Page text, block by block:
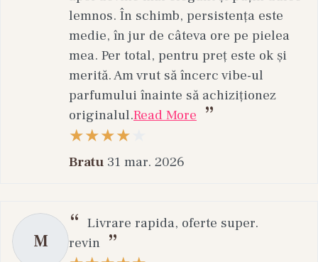
lemnos. În schimb, persistența este
medie, în jur de câteva ore pe pielea
mea. Per total, pentru preț este ok și
merită. Am vrut să încerc vibe-ul
parfumului înainte să achiziționez
originalul.Read More
Bratu 31 mar. 2026
M
Livrare rapida, oferte super.
revin